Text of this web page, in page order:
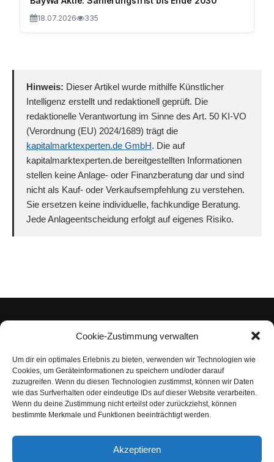
Cookie-Zustimmung verwalten
Um dir ein optimales Erlebnis zu bieten, verwenden wir Technologien wie
Cookies, um Geräteinformationen zu speichern und/oder darauf
zuzugreifen. Wenn du diesen Technologien zustimmst, können wir Daten
wie das Surfverhalten oder eindeutige IDs auf dieser Website verarbeiten.
Wenn du deine Zustimmung nicht erteilst oder zurückziehst, können
bestimmte Merkmale und Funktionen beeinträchtigt werden.
Akzeptieren
18.07.2026 335
Hinweis: Dieser Artikel wurde mithilfe Künstlicher
Intelligenz erstellt und redaktionell geprüft. Die
redaktionelle Verantwortung im Sinne des Art. 50 KI-VO
(Verordnung (EU) 2024/1689) trägt die
kapitalmarktexperten.de GmbH. Die auf
kapitalmarktexperten.de bereitgestellten Informationen
stellen keine Anlage- oder Finanzberatung dar und sind
nicht als Kauf- oder Verkaufsempfehlung zu verstehen.
Sie ersetzen keine individuelle, fachkundige Beratung.
Jede Anlageentscheidung erfolgt auf eigenes Risiko.
Impressum
Datenschutzerklärung
Nutzungsbedingungen | Haftungsausschluss
AGB